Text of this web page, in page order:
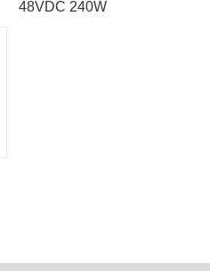
48VDC 240W